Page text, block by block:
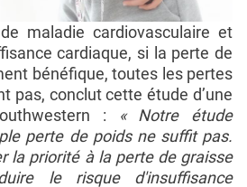
maladie cardiovasculaire et
cardiaque, si la perte de
bénéfique, toutes les pertes
pas, conclut cette étude d’une
:
« Notre étude
perte de poids ne suffit pas.
la priorité à la perte de graisse
le risque d'insuffisance